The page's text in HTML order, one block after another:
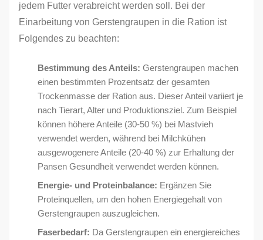
jedem Futter verabreicht werden soll. Bei der
Einarbeitung von Gerstengraupen in die Ration ist
Folgendes zu beachten:
Bestimmung des Anteils: Gerstengraupen machen
einen bestimmten Prozentsatz der gesamten
Trockenmasse der Ration aus. Dieser Anteil variiert je
nach Tierart, Alter und Produktionsziel. Zum Beispiel
können höhere Anteile (30-50 %) bei Mastvieh
verwendet werden, während bei Milchkühen
ausgewogenere Anteile (20-40 %) zur Erhaltung der
Pansen Gesundheit verwendet werden können.
Energie- und Proteinbalance: Ergänzen Sie
Proteinquellen, um den hohen Energiegehalt von
Gerstengraupen auszugleichen.
Faserbedarf: Da Gerstengraupen ein energiereiches